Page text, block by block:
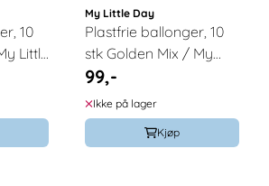
10
Little
My Little Day
Plastfrie ballonger, 10
stk Golden Mix / My
Little Day
99,-
Ikke på lager
Kjøp